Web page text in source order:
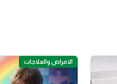
الامراض والعلاجات